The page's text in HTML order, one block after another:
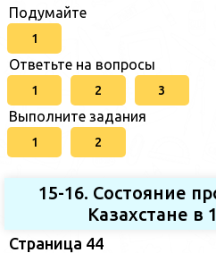
Подумайте
1
Ответьте на вопросы
1 2 3
Выполните задания
1 2
15-16. Состояние
Казахстане в
Страница 44